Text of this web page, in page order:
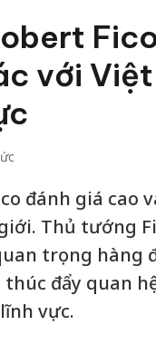
với
đánh giá cao
Thủ tướng
trọng hàng
đẩy quan
vực.